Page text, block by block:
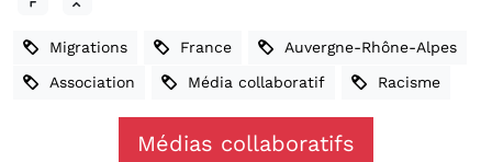
Migrations France Auvergne-Rhône-Alpes
Association Média collaboratif Racisme
Médias collaboratifs